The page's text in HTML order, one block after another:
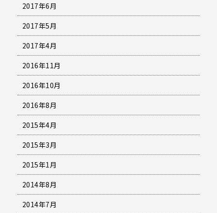
2017年6月
2017年5月
2017年4月
2016年11月
2016年10月
2016年8月
2015年4月
2015年3月
2015年1月
2014年8月
2014年7月